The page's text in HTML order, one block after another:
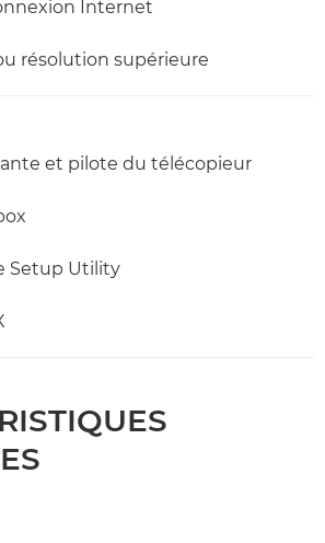
Internet
résolution supérieure
et pilote du télécopieur
Setup Utility